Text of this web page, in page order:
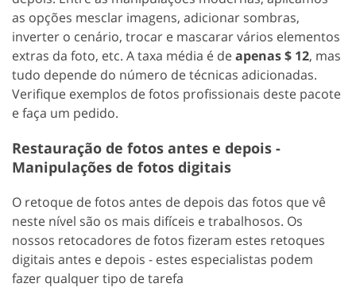
as opções mesclar imagens, adicionar sombras,
inverter o cenário, trocar e mascarar vários elementos
extras da foto, etc. A taxa média é deapenas $ 12, mas
tudo depende do número de técnicas adicionadas.
Verifique exemplos de fotos profissionais deste pacote
e faça um pedido.
Restauração de fotos antes e depois -
Manipulações de fotos digitais
O retoque de fotos antes de depois das fotos que vê
neste nível são os mais difíceis e trabalhosos. Os
nossos retocadores de fotos fizeram estes retoques
digitais antes e depois - estes especialistas podem
fazer qualquer tipo de tarefa